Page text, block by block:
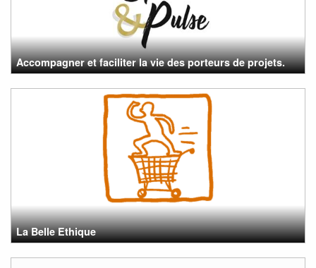
Accompagner et faciliter la vie des porteurs de projets.
La Belle Ethique